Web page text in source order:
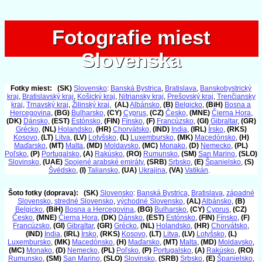
Fotografie miest
Slovenska
Fotografie miest
Slovenska
Fotky miest: (SK) Slovensko: Banská Bystrica, Bratislava, Banskobystrický
kraj, Bratislavský kraj, Košický kraj, Nitriansky kraj, Prešovský kraj, Trenčiansky
kraj, Trnavský kraj, Žilinský kraj, (AL)Albánsko, (B) Belgicko, (BiH) Bosna a
Hercegovina, (BG) Bulharsko, (CY) Cyprus, (CZ) Česko, (MNE) Čierna Hora,
(DK) Dánsko, (EST) Estónsko, (FIN) Fínsko, (F) Francúzsko, (GI) Gibraltar, (GR)
Grécko, (NL) Holandsko, (HR) Chorvátsko, (IND) India, (IRL) Írsko, (RKS)
Kosovo, (LT) Litva, (LV) Lotyšsko, (L) Luxembursko, (MK) Macedónsko, (H)
Maďarsko, (MT) Malta, (MD) Moldavsko, (MC) Monako, (D) Nemecko, (PL)
Poľsko, (P) Portugalsko, (A) Rakúsko, (RO) Rumunsko, (SM) San Marino, (SLO)
Slovinsko, (UAE) Spojené arabské emiráty, (SRB) Srbsko, (E) Španielsko, (S)
Švédsko, (I) Taliansko, (UA) Ukrajina, (VA) Vatikán.
Šoto fotky (doprava): (SK) Slovensko: Banská Bystrica, Bratislava, západné
Slovensko, stredné Slovensko, východné Slovensko, (AL)Albánsko, (B)
Belgicko, (BiH) Bosna a Hercegovina, (BG) Bulharsko, (CY) Cyprus, (CZ)
Česko, (MNE) Čierna Hora, (DK) Dánsko, (EST) Estónsko, (FIN) Fínsko, (F)
Francúzsko, (GI) Gibraltar, (GR) Grécko, (NL) Holandsko, (HR) Chorvátsko,
(IND) India, (IRL) Írsko, (RKS) Kosovo, (LT) Litva, (LV) Lotyšsko, (L)
Luxembursko, (MK) Macedónsko, (H) Maďarsko, (MT) Malta, (MD) Moldavsko,
(MC) Monako, (D) Nemecko, (PL) Poľsko, (P) Portugalsko, (A) Rakúsko, (RO)
Rumunsko, (SM) San Marino, (SLO) Slovinsko, (SRB) Srbsko, (E) Španielsko,